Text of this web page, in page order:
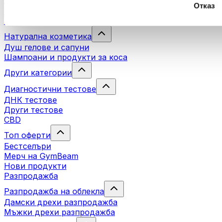
Отказ
Натурална козметика
Душ гелове и сапуни
Шампоани и продукти за коса
Други категории
Диагностични тестове
ДНК тестове
Други тестове
CBD
Топ оферти
Бестселъри
Мерч на GymBeam
Нови продукти
Разпродажба
Разпродажба на облекла
Дамски дрехи разпродажба
Мъжки дрехи разпродажба